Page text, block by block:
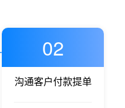
02
沟通客户付款提单